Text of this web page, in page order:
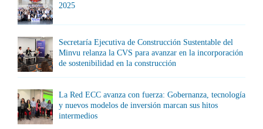
2025
Secretaría Ejecutiva de Construcción Sustentable del
Minvu relanza la CVS para avanzar en la incorporación
de sostenibilidad en la construcción
La Red ECC avanza con fuerza: Gobernanza, tecnología
y nuevos modelos de inversión marcan sus hitos
intermedios